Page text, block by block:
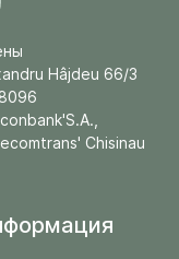
Hâjdeu 66/3
Chisinau